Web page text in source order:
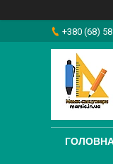
+380 (68)